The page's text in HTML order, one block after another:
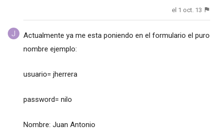
el 1 oct. 13
Actualmente ya me esta poniendo en el formulario el puro
nombre ejemplo:
usuario= jherrera
password= nilo
Nombre: Juan Antonio